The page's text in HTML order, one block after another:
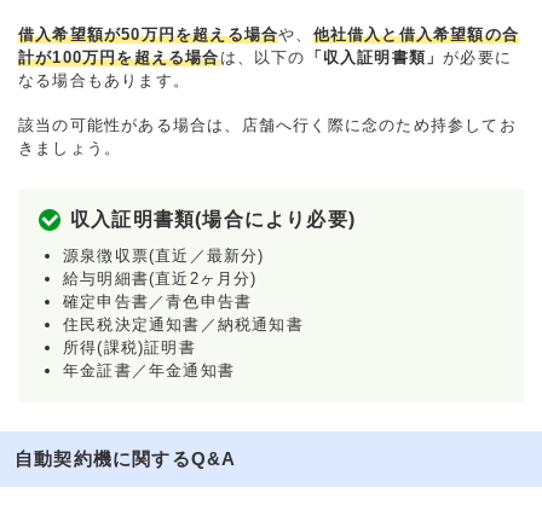
借入希望額が50万円を超える場合や、 他社借入と借入希望額の合
計が100万円を超える場合は、以下の 「収入証明書類」が必要に
なる場合もあります。
該当の可能性がある場合は、店舗へ行く際に念のため持参してお
きましょう。
収入証明書類(場合により必要)
源泉徴収票(直近／最新分)
給与明細書(直近2ヶ月分)
確定申告書／青色申告書
住民税決定通知書／納税通知書
所得(課税)証明書
年金証書／年金通知書
自動契約機に関するQ&A